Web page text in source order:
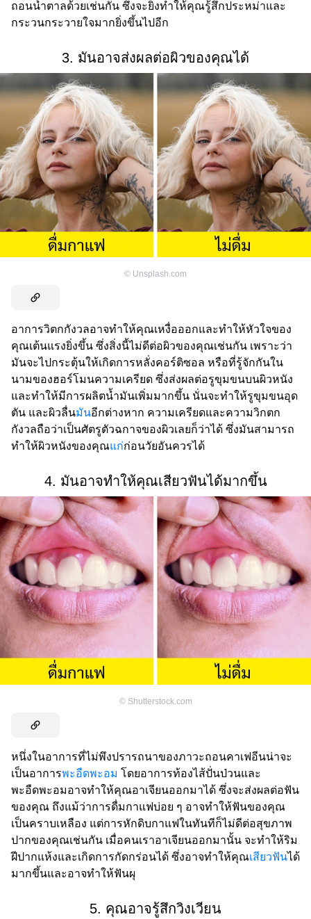
ถอนน้ำตาลด้วยเช่นกัน ซึ่งจะยิ่งทำให้คุณรู้สึกประหม่าและ
กระวนกระวายใจมากยิ่งขึ้นไปอีก
3. มันอาจส่งผลต่อผิวของคุณได้
© Unsplash.com
อาการวิตกกังวลอาจทำให้คุณเหงื่อออกและทำให้หัวใจของ
คุณเต้นแรงยิ่งขึ้น ซึ่งสิ่งนี้ไม่ดีต่อผิวของคุณเช่นกัน เพราะว่า
มันจะไปกระตุ้นให้เกิดการหลั่งคอร์ติซอล หรือที่รู้จักกันใน
นามของฮอร์โมนความเครียด ซึ่งส่งผลต่อรูขุมขนบนผิวหนัง
และทำให้มีการผลิตน้ำมันเพิ่มมากขึ้น นั่นจะทำให้รูขุมขนอุด
ตัน และผิวลื่นมันอีกต่างหาก ความเครียดและความวิกตก
กังวลถือว่าเป็นศัตรูตัวฉกาจของผิวเลยก็ว่าได้ ซึ่งมันสามารถ
ทำให้ผิวหนังของคุณแก่ก่อนวัยอันควรได้
4. มันอาจทำให้คุณเสียวฟันได้มากขึ้น
© Shutterstock.com
หนึ่งในอาการที่ไม่พึงปรารถนาของภาวะถอนคาเฟอีนน่าจะ
เป็นอาการพะอืดพะอม โดยอาการท้องไส้ปั่นป่วนและ
พะอืดพะอมอาจทำให้คุณอาเจียนออกมาได้ ซึ่งจะส่งผลต่อฟัน
ของคุณ ถึงแม้ว่าการดื่มกาแฟบ่อย ๆ อาจทำให้ฟันของคุณ
เป็นคราบเหลือง แต่การหักดิบกาแฟในทันทีก็ไม่ดีต่อสุขภาพ
ปากของคุณเช่นกัน เมื่อคนเราอาเจียนออกมานั้น จะทำให้ริม
ฝีปากแห้งและเกิดการกัดกร่อนได้ ซึ่งอาจทำให้คุณเสียวฟันได้
มากขึ้นและอาจทำให้ฟันผุ
5. คุณอาจรู้สึกวิงเวียน